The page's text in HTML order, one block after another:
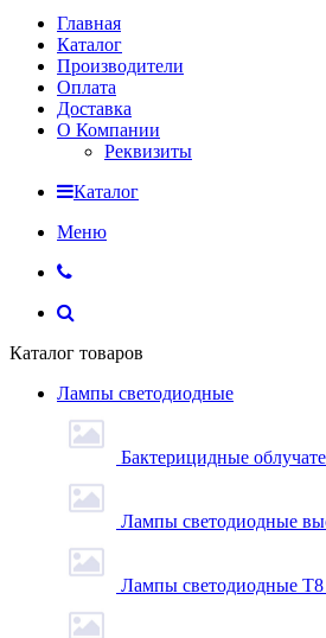
Главная
Каталог
Производители
Оплата
Доставка
О Компании
Реквизиты
Каталог
Меню
Каталог товаров
Лампы светодиодные
Бактерицидные
Лампы светодиодные
Лампы светодиодные